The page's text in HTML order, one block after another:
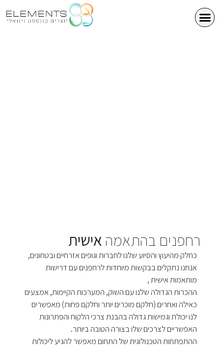
רחפנים בהתאמהאישית
כחלק מהיעוץ והסיוע שלנו לחברות וגופים אזרחיים ובטחונים,
אנחנו נתקלים בבקשות מיוחדות לרחפנים עם דרישות
מותאמות אישית ,
ההכרות הגדולה שלנו עם השוק, המערכות הקיימות, אמצעים
כאילה ואחרים (חלקם מוכרים יותר וחלקם פחות) מאפשרים
לנו יכולת וגמישות גדולה בהבנת צרכי הלקוח והפתרונות
האפשריים לצרכים שלו בצורה הטובה ביותר.
ההתפתחות הטכנולוגית של התחום מאפשר להגיע ליכולות